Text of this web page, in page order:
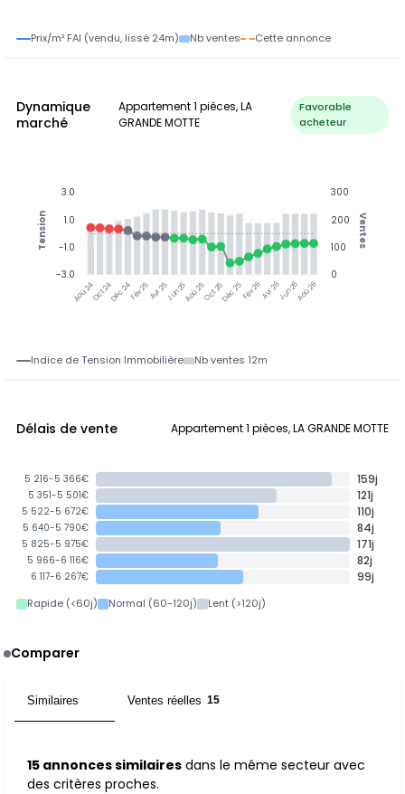
Prix/m² FAI (vendu, lissé 24m) Nb ventes Cette annonce
Dynamique
marché
Appartement 1 pièces, LA
GRANDE MOTTE
Favorable
acheteur
Aoû 24Oct 24Déc 24Fév 25Avr 25Jun 25Aoû 25Oct 25Déc 25Fév 26Avr 26Jun 26Aoû 26
300
200
100
0
Ventes
3.0
1.0
-1.0
-3.0
Tension
Indice de Tension Immobilière Nb ventes 12m
Délais de vente Appartement 1 pièces, LA GRANDE MOTTE
5 216-5 366€ 159j
5 351-5 501€ 121j
5 522-5 672€ 110j
5 640-5 790€ 84j
5 825-5 975€ 171j
5 966-6 116€ 82j
6 117-6 267€ 99j
Rapide (<60j) Normal (60-120j) Lent (>120j)
Comparer
Similaires Ventes réelles 15
15 annonces similaires dans le même secteur avec
des critères proches.